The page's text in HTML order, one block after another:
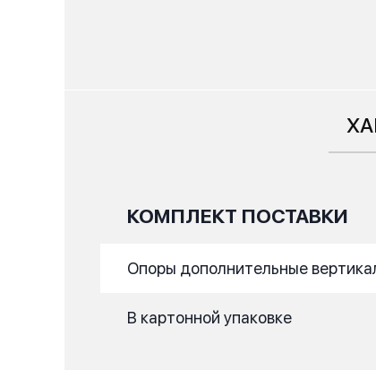
КОМПЛЕКТ ПОСТАВКИ
Опоры дополнительные
В картонной упаковке